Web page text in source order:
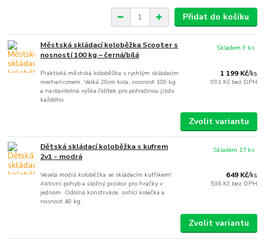
Přidat do košíku
Městská skládací koloběžka Scooter s
nosností 100 kg – černá/bílá
Praktická městská koloběžka s rychlým skládacím
mechanismem. Velká 20cm kola, nosnost 100 kg
a nastavitelná výška řídítek pro pohodlnou jízdu
každého.
1 199 Kč/ks
991 Kč bez DPH
Skladem 9 ks
Zvolit variantu
Dětská skládací koloběžka s kufrem
2v1 - modrá
Veselá modrá koloběžka se skládacím kufříkem!
Aktivní pohyb a úložný prostor pro hračky v
jednom. Odolná konstrukce, svítící kolečka a
nosnost 40 kg.
649 Kč/ks
536 Kč bez DPH
Skladem 17 ks
Zvolit variantu